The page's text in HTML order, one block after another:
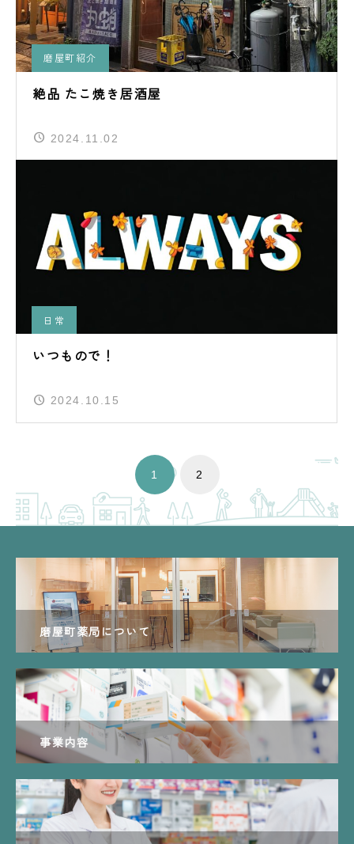
磨屋町紹介
絶品 たこ焼き居酒屋
2024.11.02
日常
いつもので！
2024.10.15
1 2
磨屋町薬局について
事業内容